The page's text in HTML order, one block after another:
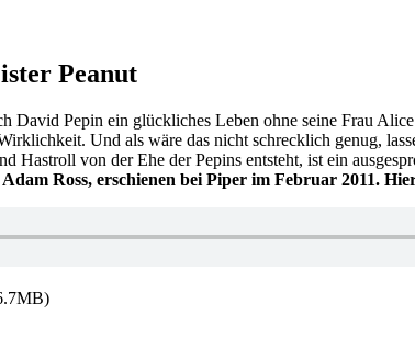
Peanut
David Pepin ein glückliches Leben ohne seine Frau
Und als wäre das nicht schrecklich genug,
Hastroll von der Ehe der Pepins entsteht, ist ein
Ross, erschienen bei Piper im Februar 2011.